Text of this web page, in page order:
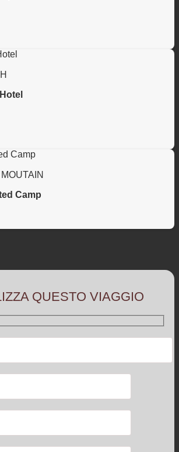
Camp
QUESTO VIAGGIO